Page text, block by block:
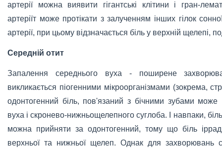
артерії можна виявити гігантські клітини і гран-
артеріїт може протікати з залученням інших гілок
артерії, при цьому відзначається біль у верхній щелепі,
Середній отит
Запалення середнього вуха - поширене
викликається піогенними мікроорганізмами (зокрема,
одонтогенний біль, пов'язаний з бічними зубами може
вуха і скронево-нижньощелепного суглоба. І навпаки,
можна прийняти за одонтогенний, тому що біль
верхньої та нижньої щелеп. Однак для захворювань